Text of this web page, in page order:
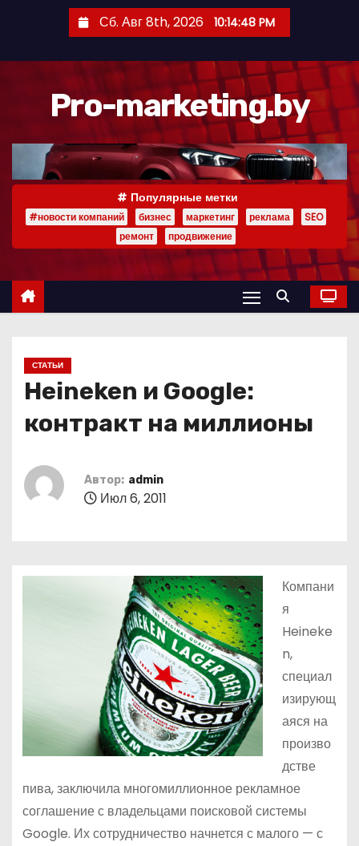
р
Сб. Авг 8th, 2026 10:14:49 PM
Pro-marketing.by
Популярные метки
#новости компаний бизнес маркетинг реклама
SEO
ремонт
продвижение
СТАТЬИ
Heineken и Google:
контракт на миллионы
Автор: admin
Июл 6, 2011
Компани
я
Heineke
n,
специал
изирующ
аяся на
произво
дстве
пива, заключила многомиллионное рекламное
соглашение с владельцами поисковой системы
Google. Их сотрудничество начнется с малого — с